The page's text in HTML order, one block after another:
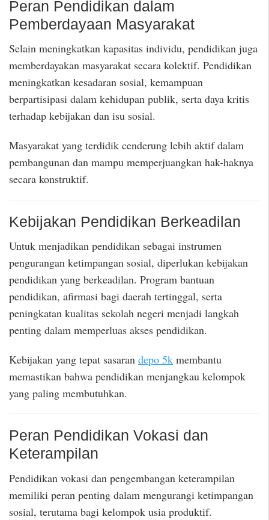
Peran Pendidikan dalam
Pemberdayaan Masyarakat
Selain meningkatkan kapasitas individu, pendidikan juga
memberdayakan masyarakat secara kolektif. Pendidikan
meningkatkan kesadaran sosial, kemampuan
berpartisipasi dalam kehidupan publik, serta daya kritis
terhadap kebijakan dan isu sosial.
Masyarakat yang terdidik cenderung lebih aktif dalam
pembangunan dan mampu memperjuangkan hak-haknya
secara konstruktif.
Kebijakan Pendidikan Berkeadilan
Untuk menjadikan pendidikan sebagai instrumen
pengurangan ketimpangan sosial, diperlukan kebijakan
pendidikan yang berkeadilan. Program bantuan
pendidikan, afirmasi bagi daerah tertinggal, serta
peningkatan kualitas sekolah negeri menjadi langkah
penting dalam memperluas akses pendidikan.
Kebijakan yang tepat sasaran depo 5k membantu
memastikan bahwa pendidikan menjangkau kelompok
yang paling membutuhkan.
Peran Pendidikan Vokasi dan
Keterampilan
Pendidikan vokasi dan pengembangan keterampilan
memiliki peran penting dalam mengurangi ketimpangan
sosial, terutama bagi kelompok usia produktif.